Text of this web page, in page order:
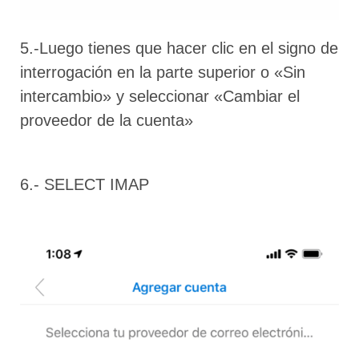
5.-Luego tienes que hacer clic en el signo de
interrogación en la parte superior o «Sin
intercambio» y seleccionar «Cambiar el
proveedor de la cuenta»
6.- SELECT IMAP